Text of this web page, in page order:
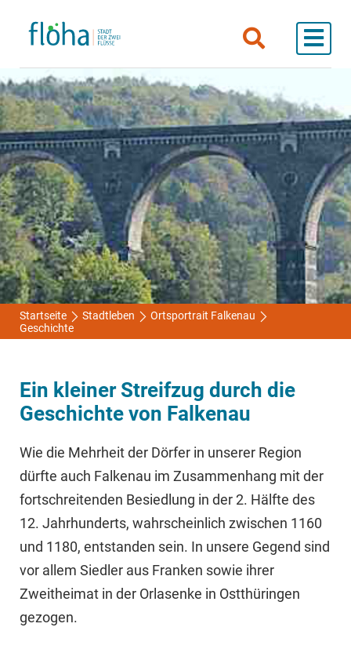
Startseite Stadtleben
Ortsportrait Falkenau
Geschichte
Ein kleiner Streifzug durch die
Geschichte von Falkenau
Wie die Mehrheit der Dörfer in unserer Region
dürfte auch Falkenau im Zusammenhang mit der
fortschreitenden Besiedlung in der 2. Hälfte des
12. Jahrhunderts, wahrscheinlich zwischen 1160
und 1180, entstanden sein. In unsere Gegend sind
vor allem Siedler aus Franken sowie ihrer
Zweitheimat in der Orlasenke in Ostthüringen
gezogen.